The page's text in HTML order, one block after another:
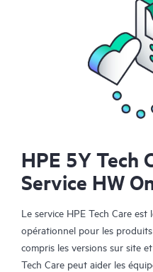
HPE 5Y Tech
Service HW
Le service HPE Tech Care
opérationnel pour les
compris les versions sur site
Tech Care peut aider les